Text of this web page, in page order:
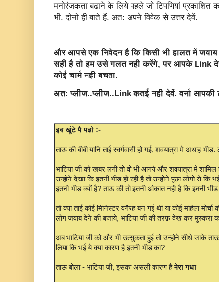
मनोरंजकता बढाने के लिये पहले जो टिपणियां प्रकाशित
भी. दोनो ही बाते हैं. अत: अपने विवेक से उत्तर देवें.
और आपसे एक निवेदन है कि किसी भी हालत में
सही है तो हम उसे गलत नही करेंगे, पर आपके Link
कोई चार्म नही बचता.
अत: प्लीज..प्लीज..Link कतई नही देवें. वर्ना आपकी
इब खूंटे पै पढो :-
ताऊ की बीबी यानि ताई स्वर्गवासी हो गई, शवयात्रा मे अथाह
भाटिया जी को खबर लगी तो वो भी आगये और शवयात्रा मे शामिल
उन्होने देखा कि इतनी भीड हो रही है तो उन्होने पूछा लोगो से कि
इतनी भीड क्यों है? ताऊ की तो इतनी ओकात नही है कि इतनी
तो क्या ताई कोई मिनिस्टर वगैरह बन गई थी या कोई महिला मोर्चा
लोग जवाब देने की बजाये, भाटिया जी की तरफ़ देख कर मुस्करा
अब भाटिया जी को और भी उत्सुकता हुई तो उन्होने सीधे जाके
लिया कि भई ये क्या कारण है इतनी भीड का?
ताऊ बोला - भाटिया जी, इसका असली कारण हैमेरा गधा.